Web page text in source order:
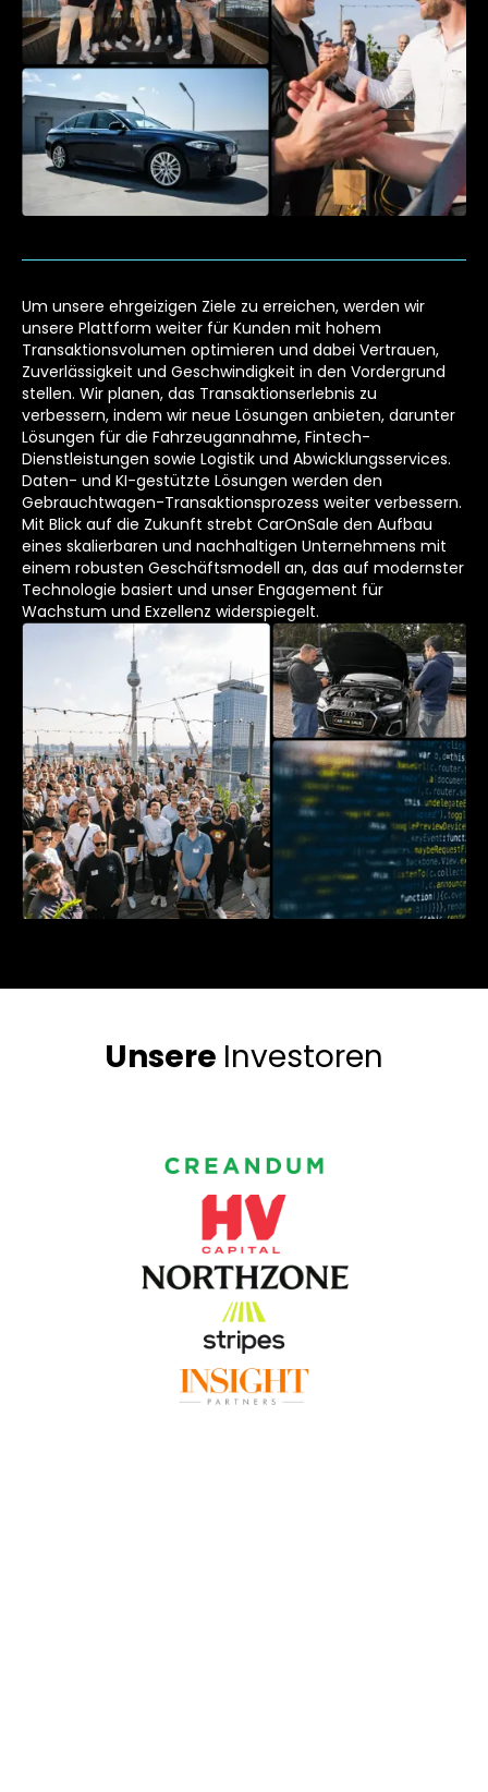
Um unsere ehrgeizigen Ziele zu erreichen, werden wir
unsere Plattform weiter für Kunden mit hohem
Transaktionsvolumen optimieren und dabei Vertrauen,
Zuverlässigkeit und Geschwindigkeit in den Vordergrund
stellen. Wir planen, das Transaktionserlebnis zu
verbessern, indem wir neue Lösungen anbieten, darunter
Lösungen für die Fahrzeugannahme, Fintech-
Dienstleistungen sowie Logistik und Abwicklungsservices.
Daten- und KI-gestützte Lösungen werden den
Gebrauchtwagen-Transaktionsprozess weiter verbessern.
Mit Blick auf die Zukunft strebt CarOnSale den Aufbau
eines skalierbaren und nachhaltigen Unternehmens mit
einem robusten Geschäftsmodell an, das auf modernster
Technologie basiert und unser Engagement für
Wachstum und Exzellenz widerspiegelt.
Unsere Investoren